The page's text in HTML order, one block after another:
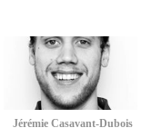
Jérémie Casavant-Dubois